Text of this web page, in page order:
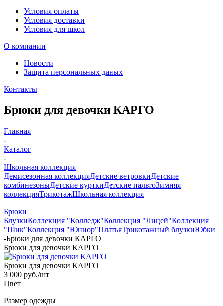
Условия оплаты
Условия доставки
Условия для школ
О компании
Новости
Защита персональных даных
Контакты
Брюки для девочки КАРГО
Главная
-
Каталог
-
Школьная коллекция
Демисезонная коллекцияДетские ветровкиДетские
комбинезоныДетские курткиДетские пальтоЗимняя
коллекцияТрикотажШкольная коллекция
-
Брюки
БлузкиКоллекция "Колледж"Коллекция "Лицей"Коллекция
"Шик"Коллекция "Юниор"ПлатьяТрикотажный блузкиЮбки
-Брюки для девочки КАРГО
Брюки для девочки КАРГО
Брюки для девочки КАРГО
3 000 руб./шт
Цвет
Размер одежды